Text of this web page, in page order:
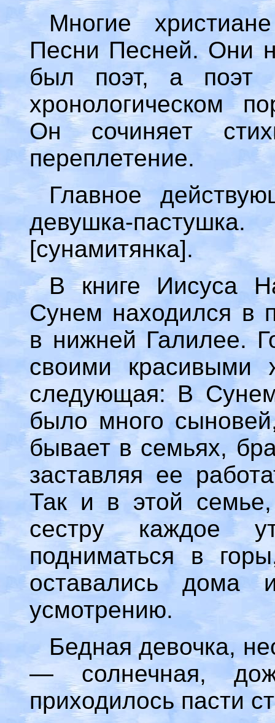
Многие
Песни Песней. Они
был поэт, а поэт
хронологическом
Он сочиняет
переплетение.
Главное
девушка-
[сунамитянка].
В книге Иисуса
Сунем находился в
в нижней Галилее.
своими красивыми
следующая: В
было много
бывает в семьях,
заставляя ее
Так и в этой
сестру каждое
подниматься в
оставались дома
усмотрению.
Бедная девочка,
— солнечная,
приходилось пасти